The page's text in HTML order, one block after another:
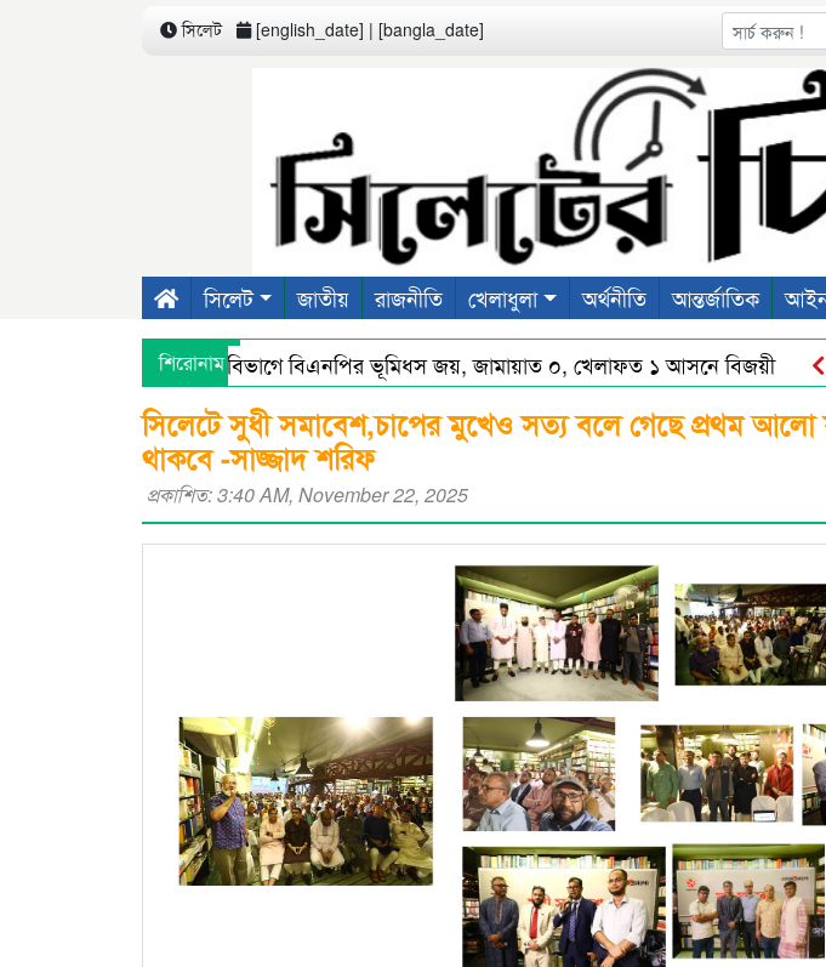
সিলেট [english_date] | [bangla_date]
সিলেট জাতীয় রাজনীতি খেলাধুলা অর্থনীতি আন্তর্জাতিক
শিরোনাম
সিলেট বিভাগে বিএনপির ভূমিধস জয়, জামায়াত ০, খেলাফত ১ আসনে বিজয়ী
সিলেটে স্মার্ট পুলিশিংয়ে আইন-শৃঙ্খলায় স্বস্তি : শ’ত দিনে কমিশনারের অর্জন
শহীদ
সিলেটে সুধী সমাবেশ,চাপের মুখেও সত্য বলে গেছে প্রথম
থাকবে -সাজ্জাদ শরিফ
প্রকাশিত: 3:40 AM, November 22, 2025